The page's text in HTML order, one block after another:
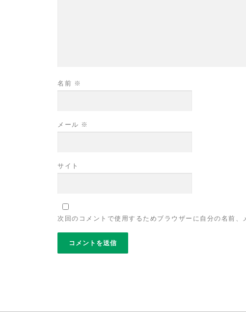
名前 ※
メール ※
サイト
次回のコメントで使用するためブラウザーに自分の名前、